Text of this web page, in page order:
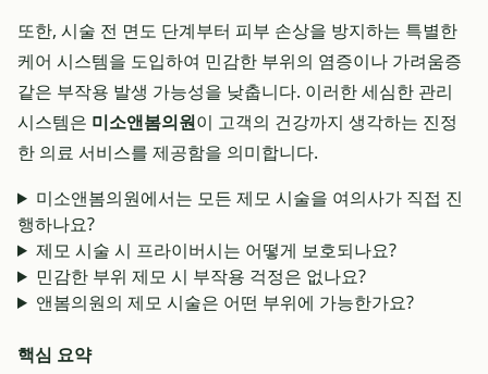
또한, 시술 전 면도 단계부터 피부 손상을 방지하는 특별한
케어 시스템을 도입하여 민감한 부위의 염증이나 가려움증
같은 부작용 발생 가능성을 낮춥니다. 이러한 세심한 관리
시스템은 미소앤봄의원이 고객의 건강까지 생각하는 진정
한 의료 서비스를 제공함을 의미합니다.
미소앤봄의원에서는 모든 제모 시술을 여의사가 직접 진
행하나요?
제모 시술 시 프라이버시는 어떻게 보호되나요?
민감한 부위 제모 시 부작용 걱정은 없나요?
앤봄의원의 제모 시술은 어떤 부위에 가능한가요?
핵심 요약